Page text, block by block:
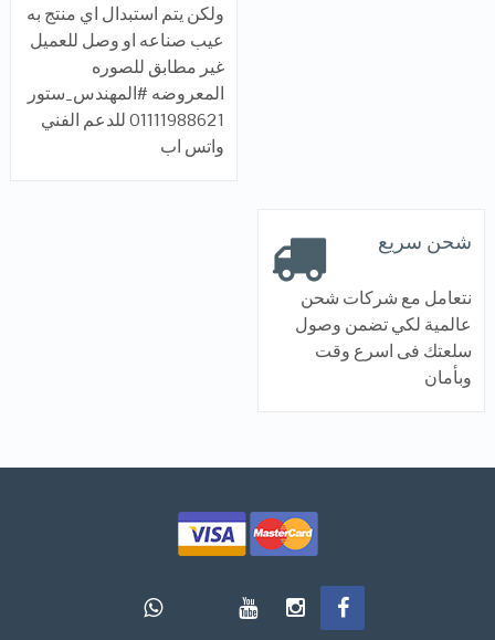
ولكن يتم استبدال اي منتج به
عيب صناعه او وصل للعميل
غير مطابق للصوره
المعروضه #المهندس_ستور
01111988621 للدعم الفني
واتس اب
شحن سريع
نتعامل مع شركات شحن
عالمية لكي تضمن وصول
سلعتك فى اسرع وقت
وبأمان